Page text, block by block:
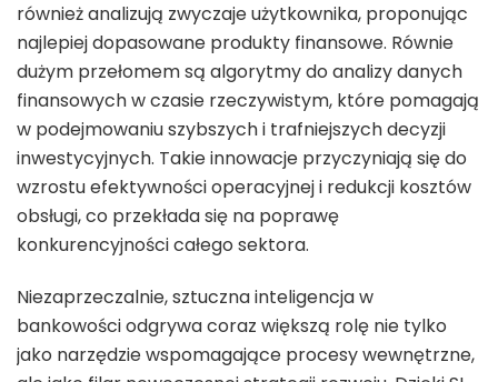
również analizują zwyczaje użytkownika, proponując
najlepiej dopasowane produkty finansowe. Równie
dużym przełomem są algorytmy do analizy danych
finansowych w czasie rzeczywistym, które pomagają
w podejmowaniu szybszych i trafniejszych decyzji
inwestycyjnych. Takie innowacje przyczyniają się do
wzrostu efektywności operacyjnej i redukcji kosztów
obsługi, co przekłada się na poprawę
konkurencyjności całego sektora.
Niezaprzeczalnie, sztuczna inteligencja w
bankowości odgrywa coraz większą rolę nie tylko
jako narzędzie wspomagające procesy wewnętrzne,